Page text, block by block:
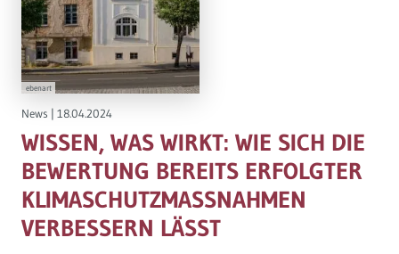
ebenart
News | 18.04.2024
WISSEN, WAS WIRKT: WIE SICH DIE
BEWERTUNG BEREITS ERFOLGTER
KLIMASCHUTZMASSNAHMEN V
ERBESSERN LÄSST